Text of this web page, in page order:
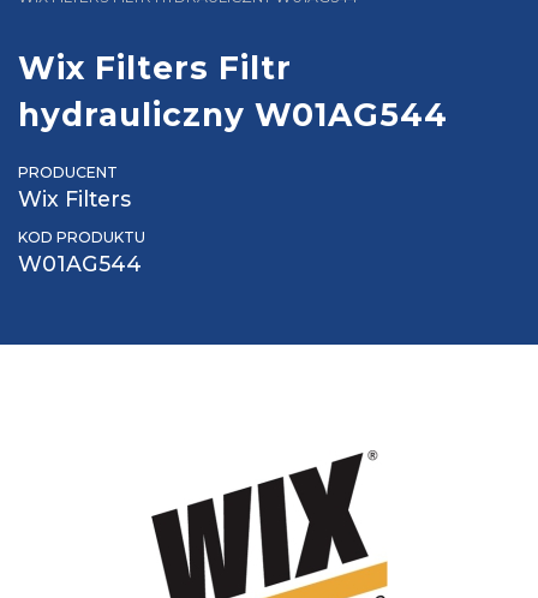
Wix Filters Filtr
hydrauliczny W01AG544
PRODUCENT
Wix Filters
KOD PRODUKTU
W01AG544